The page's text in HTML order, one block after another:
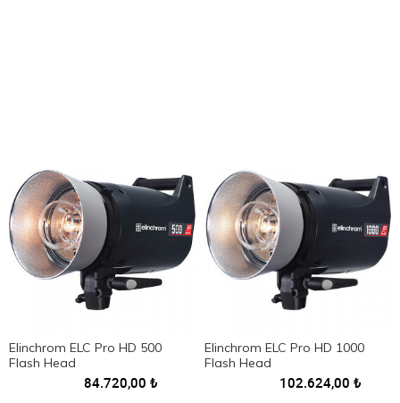
Elinchrom ELC Pro HD 500
Flash Head
84.720,00 ₺
Elinchrom ELC Pro HD 1000
Flash Head
102.624,00 ₺